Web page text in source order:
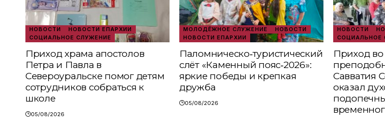
НОВОСТИ
НОВОСТИ ЕПАРХИИ
СОЦИАЛЬНОЕ СЛУЖЕНИЕ
Приход храма апостолов
Петра и Павла в
Североуральске помог детям
сотрудников собраться к
школе
05/08/2026
МОЛОДЁЖНОЕ СЛУЖЕНИЕ
НОВОСТИ
НОВОСТИ ЕПАРХИИ
Паломническо‑туристический
слёт «Каменный пояс‑2026»:
яркие победы и крепкая
дружба
05/08/2026
НОВОСТИ
СОЦИАЛЬНОЕ
Приход во
Савватия
оказал